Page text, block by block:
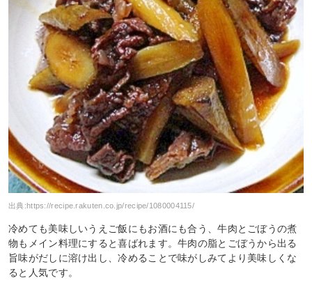
出典:https://recipe.rakuten.co.jp/recipe/1080004115/
冷めても美味しいうえご飯にもお酒にも合う、牛肉とごぼうの煮
物もメイン料理にすると喜ばれます。牛肉の脂とごぼうから出る
旨味がだしに溶け出し、冷めることで味がしみてより美味しくな
ると人気です。